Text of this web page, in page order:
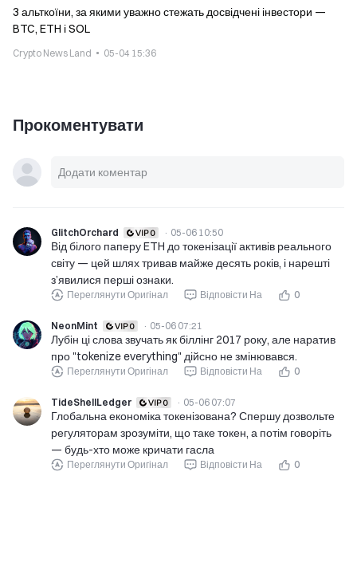
3 альткоїни, за якими уважно стежать досвідчені інвестори —
BTC, ETH і SOL
Crypto News Land 05-04 15:36
Прокоментувати
GlitchOrchard · 05-06 10:50
Від білого паперу ETH до токенізації активів реального
світу — цей шлях тривав майже десять років, і нарешті
з’явилися перші ознаки.
Переглянути Оригінал Відповісти На 0
NeonMint · 05-06 07:21
Лубін ці слова звучать як біллінг 2017 року, але наратив
про "tokenize everything" дійсно не змінювався.
Переглянути Оригінал Відповісти На 0
TideShellLedger · 05-06 07:07
Глобальна економіка токенізована? Спершу дозвольте
регуляторам зрозуміти, що таке токен, а потім говоріть
— будь-хто може кричати гасла
Переглянути Оригінал Відповісти На 0